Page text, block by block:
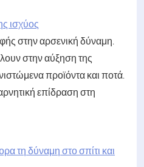
ισχύος
στην αρσενική δύναμη.
στην αύξηση της
προϊόντα και ποτά.
επίδραση στη
τη δύναμη στο σπίτι και